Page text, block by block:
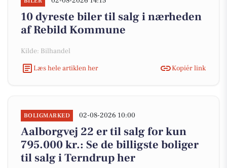
10 dyreste biler til salg i nærheden
af Rebild Kommune
Kilde: Bilhandel
Læs hele artiklen her
Kopiér link
BOLIGMARKED 02-08-2026 10:00
Aalborgvej 22 er til salg for kun
795.000 kr.: Se de billigste boliger
til salg i Terndrup her